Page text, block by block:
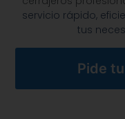
servicio rápido,
tus
Pide